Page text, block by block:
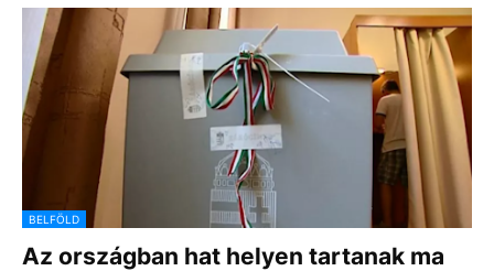
BELFÖLD
Az országban hat helyen tartanak ma